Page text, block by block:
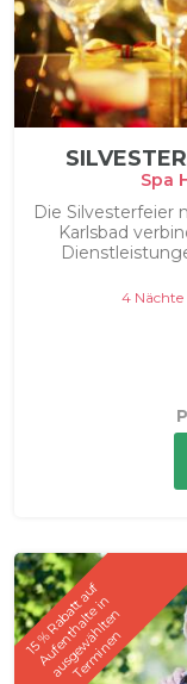
Spa
Die
Karlsbad
4 Nächte
1
5
%
R
a
b
a
t
t
a
u
f
A
u
f
e
n
t
h
a
l
t
e
i
n
a
u
s
g
e
w
ä
h
l
t
e
n
T
e
r
m
i
n
e
n